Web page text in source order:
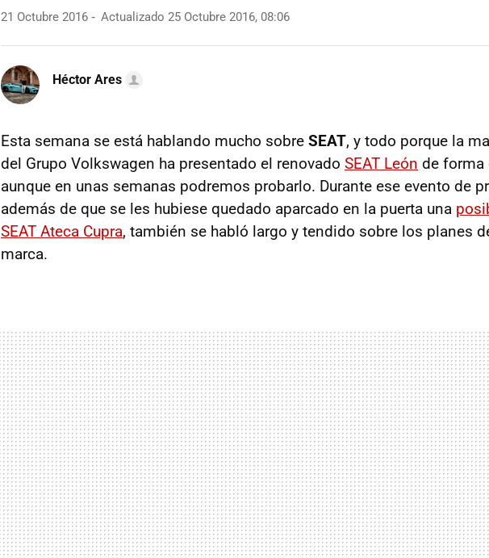
21 Octubre 2016 Actualizado 25 Octubre 2016, 08:06
Héctor Ares
Esta semana se está hablando mucho sobre SEAT, y todo porque la
del Grupo Volkswagen ha presentado el renovado SEAT León de forma
aunque en unas semanas podremos probarlo. Durante ese evento de
además de que se les hubiese quedado aparcado en la puerta una
SEAT Ateca Cupra, también se habló largo y tendido sobre los planes
marca.